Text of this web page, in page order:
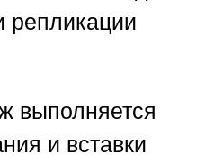
репликации
выполняется
и вставки